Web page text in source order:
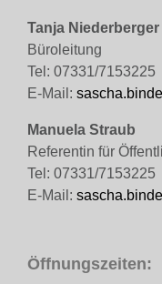
Tanja Niederberger
Büroleitung
Tel: 07331/7153225
E-Mail:
Manuela Straub
Referentin für
Tel: 07331/7153225
E-Mail:
Öffnungszeiten: